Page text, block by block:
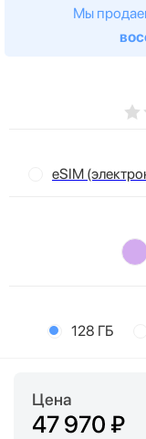
Мы
eSIM
128 ГБ
Цена
47 970 ₽